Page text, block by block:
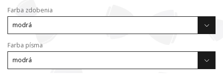
Farba zdobenia
Farba písma